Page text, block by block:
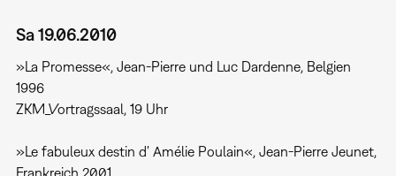
Sa 19.06.2010
»La Promesse«, Jean-Pierre und Luc Dardenne, Belgien
1996
ZKM_Vortragssaal, 19 Uhr
»Le fabuleux destin d' Amélie Poulain«, Jean-Pierre Jeunet,
Frankreich 2001